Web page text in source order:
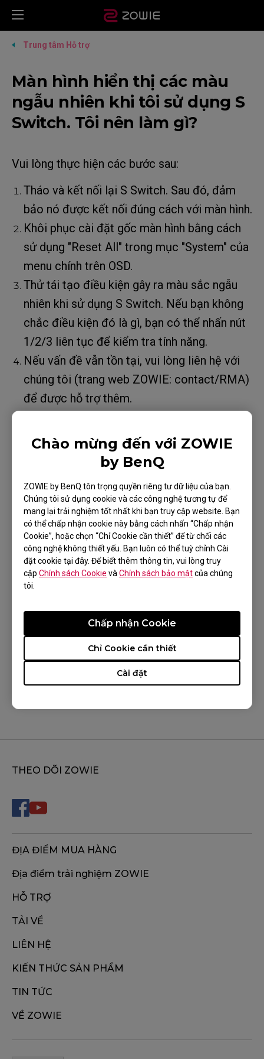
Chào mừng đến với ZOWIE
by BenQ
ZOWIE by BenQ tôn trọng quyền riêng tư dữ liệu của bạn.
Chúng tôi sử dụng cookie và các công nghệ tương tự để
mang lại trải nghiệm tốt nhất khi bạn truy cập website. Bạn
có thể chấp nhận cookie này bằng cách nhấn “Chấp nhận
Cookie”, hoặc chọn “Chỉ Cookie cần thiết” để từ chối các
công nghệ không thiết yếu. Bạn luôn có thể tuỳ chỉnh Cài
đặt cookie tại đây. Để biết thêm thông tin, vui lòng truy
cập Chính sách Cookie và Chính sách bảo mậtcủa chúng
tôi.
Cài đặt
Chỉ Cookie cần thiết
Chấp nhận Cookie
Trung tâm Hỗ trợ
Màn hình hiển thị các màu
ngẫu nhiên khi tôi sử dụng S
Switch. Tôi nên làm gì?
Vui lòng thực hiện các bước sau:
Tháo và kết nối lại S Switch. Sau đó, đảm
bảo nó được kết nối đúng cách với màn hình.
Khôi phục cài đặt gốc màn hình bằng cách
sử dụng "Reset All" trong mục "System" của
menu chính trên OSD.
Thử tái tạo điều kiện gây ra màu sắc ngẫu
nhiên khi sử dụng S Switch. Nếu bạn không
chắc điều kiện đó là gì, bạn có thể nhấn nút
1/2/3 liên tục để kiểm tra tính năng.
Nếu vấn đề vẫn tồn tại, vui lòng liên hệ với
chúng tôi (trang web ZOWIE: contact/RMA)
để được hỗ trợ thêm.
Các sản phẩm phù hợp
XL2411K (24"), XL2430 (24"), XL2436K, XL2540K
(24.5"), XL2546 (24.5"), XL2546K (24.5"), XL2546S
(24.5"), XL2546X (24.5"), XL2546X+(24.1"),
XL2566K (24.5"), XL2566X+(24.1"), XL2586X
(24.1"), XL2720 (27"), XL2731K (27"), XL2740 (27"),
XL2746K (27"), XL2746S (27")
Điều này có hữu ích?
Không
THEO DÕI ZOWIE
ĐỊA ĐIỂM MUA HÀNG
Địa điểm trải nghiệm ZOWIE
HỖ TRỢ
TẢI VỀ
LIÊN HỆ
KIẾN THỨC SẢN PHẨM
TIN TỨC
VỀ ZOWIE